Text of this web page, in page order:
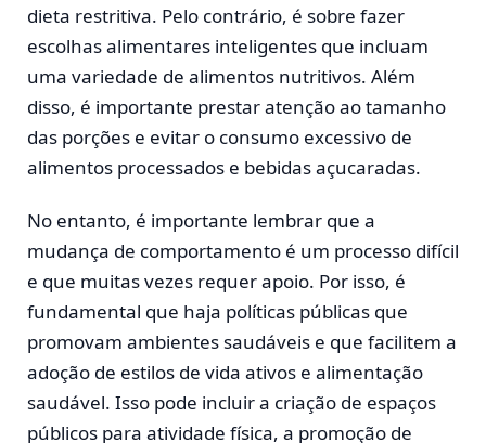
dieta restritiva. Pelo contrário, é sobre fazer
escolhas alimentares inteligentes que incluam
uma variedade de alimentos nutritivos. Além
disso, é importante prestar atenção ao tamanho
das porções e evitar o consumo excessivo de
alimentos processados e bebidas açucaradas.
No entanto, é importante lembrar que a
mudança de comportamento é um processo difícil
e que muitas vezes requer apoio. Por isso, é
fundamental que haja políticas públicas que
promovam ambientes saudáveis e que facilitem a
adoção de estilos de vida ativos e alimentação
saudável. Isso pode incluir a criação de espaços
públicos para atividade física, a promoção de